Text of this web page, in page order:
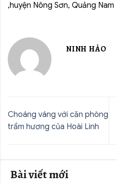
,huyện Nông Sơn, Quảng Nam
NINH HẢO
Choáng váng với căn phòng
trầm hương của Hoài Linh
Bài viết mới